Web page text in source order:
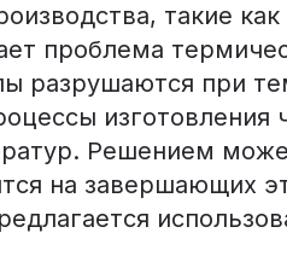
такие
проблема
разрушаются при
изготовления
Решением
на завершающих